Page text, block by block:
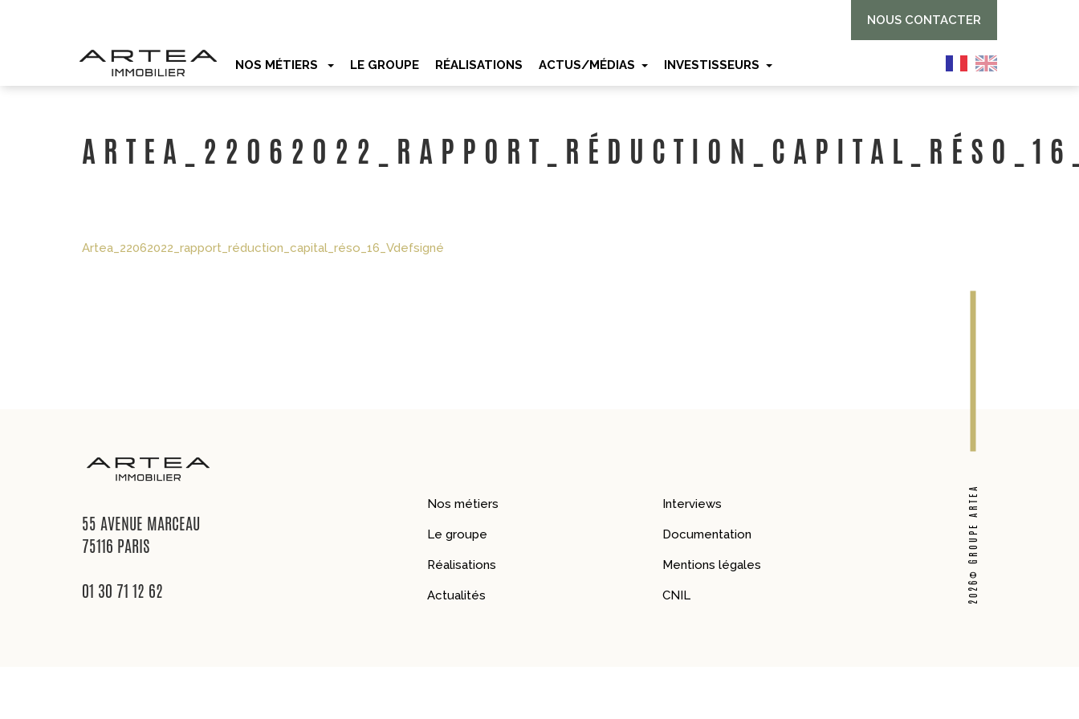
NOUS CONTACTER
NOS MÉTIERS LE GROUPE RÉALISATIONS ACTUS/MÉDIAS INVESTISSEURS
Artea_22062022_rapport_réduction_capital_réso_16_Vdefsigné
55 AVENUE MARCEAU
75116 PARIS
01 30 71 12 62
Nos métiers
Le groupe
Réalisations
Actualités
Interviews
Documentation
Mentions légales
CNIL 2026© GROUPE ARTEA